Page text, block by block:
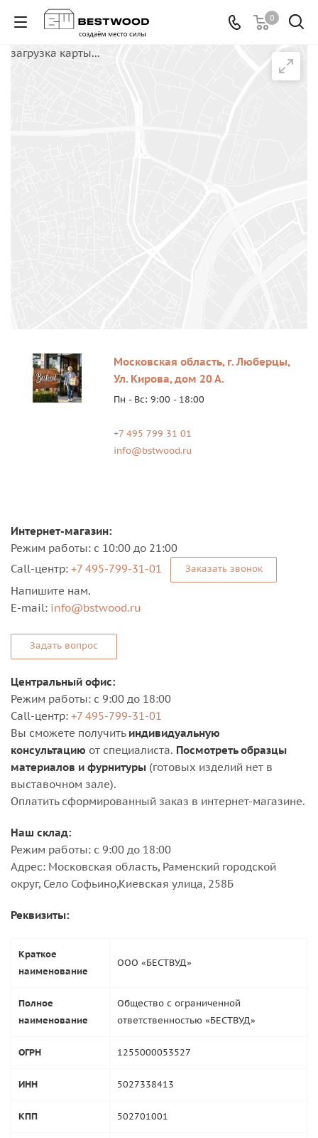
0
загрузка карты...
Московская область, г. Люберцы,
Ул. Кирова, дом 20 А.
Пн - Вс: 9:00 - 18:00
+7 495 799 31 01
info@bstwood.ru
Интернет-магазин:
Режим работы: с 10:00 до 21:00
Сall-центр: +7 495-799-31-01 Заказать звонок
Напишите нам.
E-mail: info@bstwood.ru
Задать вопрос
Центральный офис:
Режим работы: с 9:00 до 18:00
Сall-центр: +7 495-799-31-01
Вы сможете получить индивидуальную
консультацию от специалиста. Посмотреть образцы
материалов и фурнитуры (готовых изделий нет в
выставочном зале).
Оплатить сформированный заказ в интернет-магазине.
Наш склад:
Режим работы: с 9:00 до 18:00
Адрес: Московская область, Раменский городской
округ, Село Софьино,Киевская улица, 258Б
Реквизиты:
Краткое
наименование
ООО «БЕСТВУД»
Полное
наименование
Общество с ограниченной
ответственностью «БЕСТВУД»
ОГРН 1255000053527
ИНН 5027338413
КПП 502701001